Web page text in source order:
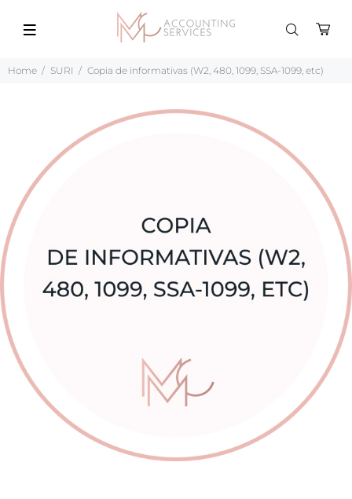
Home SURI Copia de informativas (W2, 480, 1099, SSA-1099, etc)